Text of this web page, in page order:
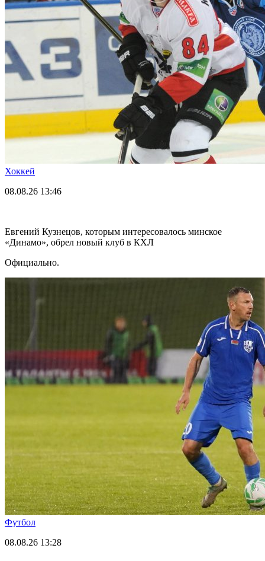
Хоккей
08.08.26 13:46
Евгений Кузнецов, которым интересовалось минское
«Динамо», обрел новый клуб в КХЛ
Официально.
Футбол
08.08.26 13:28